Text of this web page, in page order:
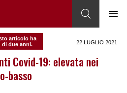
articolo ha
di due anni.
22 LUGLIO 2021
Covid-19: elevata nei
basso